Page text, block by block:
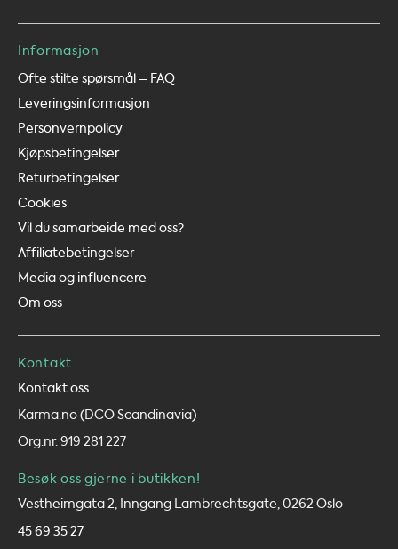
Informasjon
Ofte stilte spørsmål – FAQ
Leveringsinformasjon
Personvernpolicy
Kjøpsbetingelser
Returbetingelser
Cookies
Vil du samarbeide med oss?
Affiliatebetingelser
Media og influencere
Om oss
Kontakt
Kontakt oss
Karma.no (DCO Scandinavia)
Org.nr. 919 281 227
Besøk oss gjerne i butikken!
Vestheimgata 2, Inngang Lambrechtsgate, 0262 Oslo
45 69 35 27